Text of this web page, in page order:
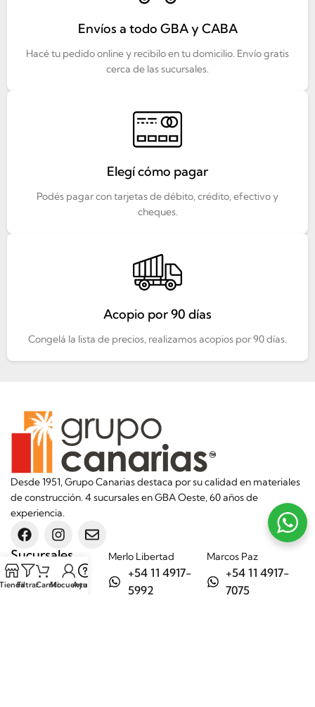
Envíos a todo GBA y CABA
Hacé tu pedido online y recibilo en tu domicilio. Envío gratis
cerca de las sucursales.
Elegí cómo pagar
Podés pagar con tarjetas de débito, crédito, efectivo y
cheques.
Acopio por 90 días
Congelá la lista de precios, realizamos acopios por 90 días.
Desde 1951, Grupo Canarias destaca por su calidad en materiales
de construcción. 4 sucursales en GBA Oeste, 60 años de
experiencia.
Sucursales Merlo Libertad
+54 11 4917-
5992
Marcos Paz
+54 11 4917-
7075
FiltrarCarritoMi cuenta
Ayuda